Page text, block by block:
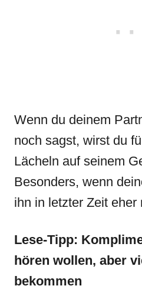
Wenn du deinem
noch sagst, wirst du
Lächeln auf seinem
Besonders, wenn
ihn in letzter Zeit eher
Lese-Tipp:
hören wollen, aber
bekommen